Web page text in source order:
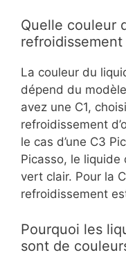
Quelle couleur
La couleur du
dépend du
avez une C1,
refroidissement
le cas d’une C3
Picasso, le liquide
vert clair. Pour la
refroidissement
Pourquoi les
sont de